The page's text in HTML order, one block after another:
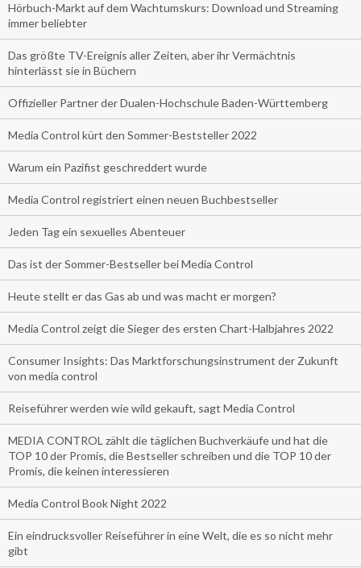
Hörbuch-Markt auf dem Wachtumskurs: Download und Streaming
immer beliebter
Das größte TV-Ereignis aller Zeiten, aber ihr Vermächtnis
hinterlässt sie in Büchern
Offizieller Partner der Dualen-Hochschule Baden-Württemberg
Media Control kürt den Sommer-Beststeller 2022
Warum ein Pazifist geschreddert wurde
Media Control registriert einen neuen Buchbestseller
Jeden Tag ein sexuelles Abenteuer
Das ist der Sommer-Bestseller bei Media Control
Heute stellt er das Gas ab und was macht er morgen?
Media Control zeigt die Sieger des ersten Chart-Halbjahres 2022
Consumer Insights: Das Marktforschungsinstrument der Zukunft
von media control
Reiseführer werden wie wild gekauft, sagt Media Control
MEDIA CONTROL zählt die täglichen Buchverkäufe und hat die
TOP 10 der Promis, die Bestseller schreiben und die TOP 10 der
Promis, die keinen interessieren
Media Control Book Night 2022
Ein eindrucksvoller Reiseführer in eine Welt, die es so nicht mehr
gibt